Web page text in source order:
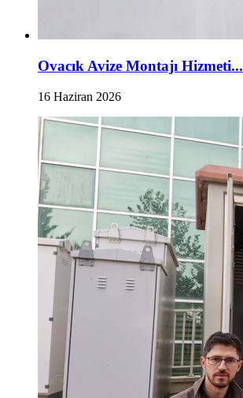
Ovacık Avize Montajı Hizmeti...
16 Haziran 2026